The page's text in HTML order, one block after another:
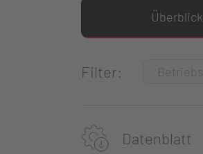
Überblick
Filter:
Datenblatt